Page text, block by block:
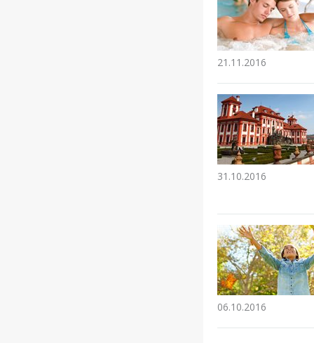
21.11.2016
31.10.2016
06.10.2016